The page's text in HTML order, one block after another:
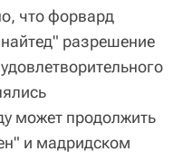
что форвард
разрешение
может продолжить
и мадридском